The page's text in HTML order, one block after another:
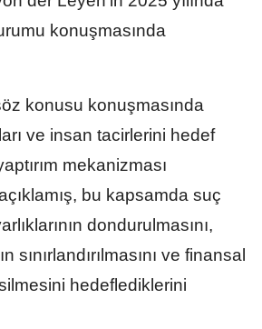
konuşmasında
konusu konuşmasında
ve insan tacirlerini hedef
mekanizması
bu kapsamda suç
dondurulmasını,
sınırlandırılmasını ve finansal
hedeflediklerini